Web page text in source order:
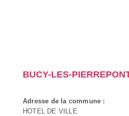
BUCY-LES-
Adresse de la commune :
HOTEL DE VILLE